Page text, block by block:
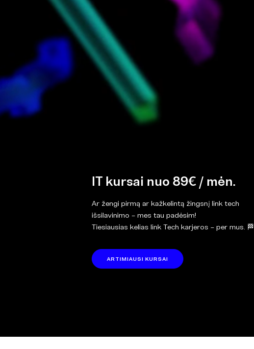
IT kursai nuo 89€ / mėn.
Ar žengi pirmą ar kažkelintą žingsnį link tech
išsilavinimo – mes tau padėsim!
Tiesiausias kelias link Tech karjeros – per mus. 🏁
ARTIMIAUSI KURSAI